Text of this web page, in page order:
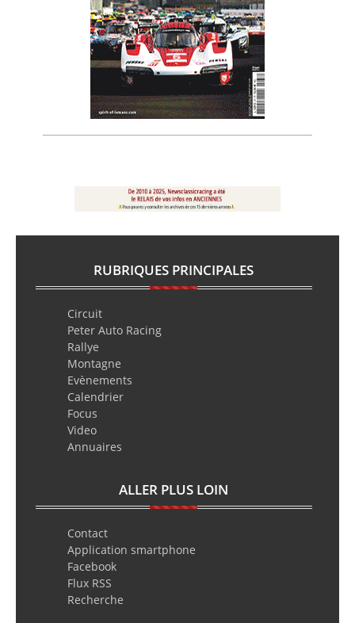
RUBRIQUES PRINCIPALES
Circuit
Peter Auto Racing
Rallye
Montagne
Evènements
Calendrier
Focus
Video
Annuaires
ALLER PLUS LOIN
Contact
Application smartphone
Facebook
Flux RSS
Recherche